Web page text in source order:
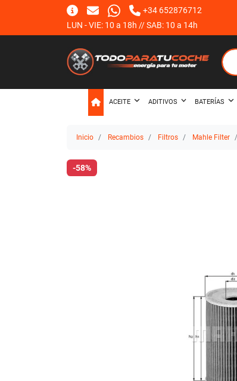
+34 652876712
LUN - VIE: 10 a 18h // SAB: 10 a 14h
ACEITE ADITIVOS BATERÍAS
Inicio Recambios Filtros Mahle Filter
-58%